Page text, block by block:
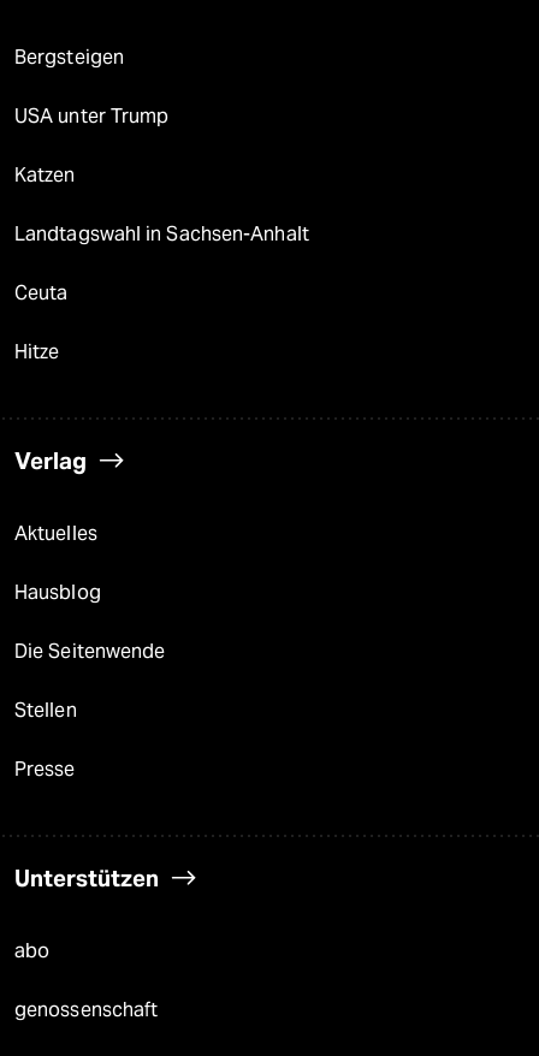
Bergsteigen
USA unter Trump
Katzen
Landtagswahl in Sachsen-Anhalt
Ceuta
Hitze
Verlag
Aktuelles
Hausblog
Die Seitenwende
Stellen
Presse
Unterstützen
abo
genossenschaft